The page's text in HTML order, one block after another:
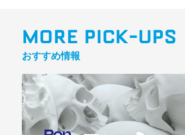
MORE PICK-UPS
おすすめ情報